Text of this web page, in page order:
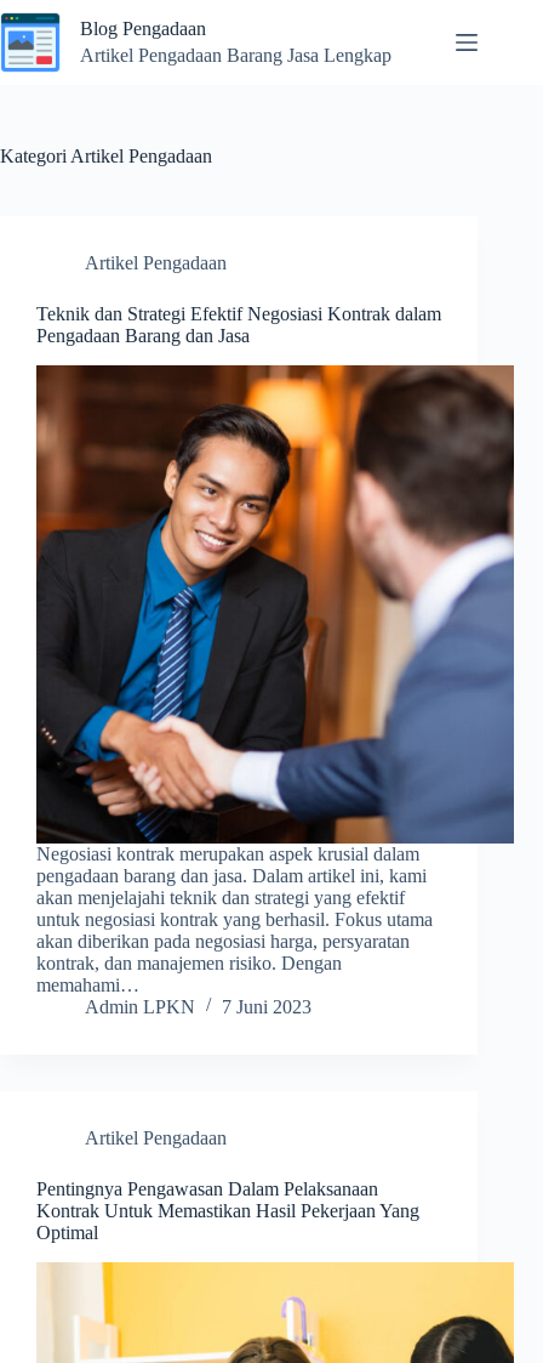
Skip
to
content
Blog Pengadaan
Artikel Pengadaan Barang Jasa Lengkap
Kategori Artikel Pengadaan
Artikel Pengadaan
Teknik dan Strategi Efektif Negosiasi Kontrak dalam
Pengadaan Barang dan Jasa
Negosiasi kontrak merupakan aspek krusial dalam
pengadaan barang dan jasa. Dalam artikel ini, kami
akan menjelajahi teknik dan strategi yang efektif
untuk negosiasi kontrak yang berhasil. Fokus utama
akan diberikan pada negosiasi harga, persyaratan
kontrak, dan manajemen risiko. Dengan
memahami…
Admin LPKN
7 Juni 2023
Artikel Pengadaan
Pentingnya Pengawasan Dalam Pelaksanaan
Kontrak Untuk Memastikan Hasil Pekerjaan Yang
Optimal